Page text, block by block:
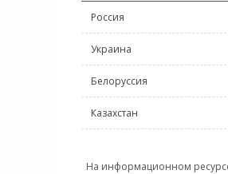
Россия
Украина
Белоруссия
Казахстан
На информационном